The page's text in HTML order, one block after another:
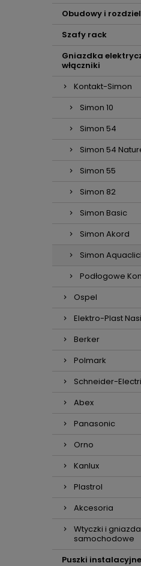
Obudowy i
Szafy rack
Gniazdka
włączniki
Kontakt-Simon
Simon 10
Simon 54
Simon 54
Simon 55
Simon 82
Simon Basic
Simon Akord
Simon
Podłogowe
Ospel
Elektro-Plast
Berker
Polmark
Schneider-
Abex
Panasonic
Orno
Kanlux
Plastrol
Akcesoria
Wtyczki i gniazda
samochodowe
Puszki instalacyjne